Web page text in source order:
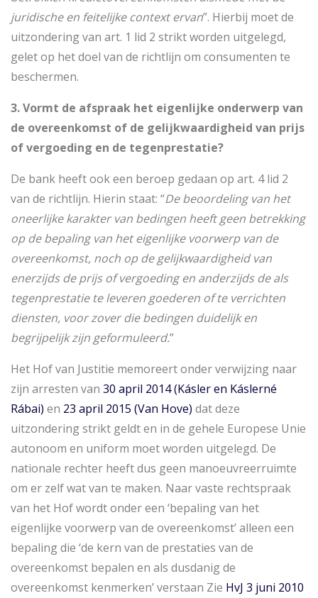
juridische en feitelijke context ervan”. Hierbij moet de
uitzondering van art. 1 lid 2 strikt worden uitgelegd,
gelet op het doel van de richtlijn om consumenten te
beschermen.
3. Vormt de afspraak het eigenlijke onderwerp van
de overeenkomst of de gelijkwaardigheid van prijs
of vergoeding en de tegenprestatie?
De bank heeft ook een beroep gedaan op art. 4 lid 2
van de richtlijn. Hierin staat: “De beoordeling van het
oneerlijke karakter van bedingen heeft geen betrekking
op de bepaling van het eigenlijke voorwerp van de
overeenkomst, noch op de gelijkwaardigheid van
enerzijds de prijs of vergoeding en anderzijds de als
tegenprestatie te leveren goederen of te verrichten
diensten, voor zover die bedingen duidelijk en
begrijpelijk zijn geformuleerd.”
Het Hof van Justitie memoreert onder verwijzing naar
zijn arresten van 30 april 2014 (Kásler en Káslerné
Rábai) en 23 april 2015 (Van Hove) dat deze
uitzondering strikt geldt en in de gehele Europese Unie
autonoom en uniform moet worden uitgelegd. De
nationale rechter heeft dus geen manoeuvreerruimte
om er zelf wat van te maken. Naar vaste rechtspraak
van het Hof wordt onder een ‘bepaling van het
eigenlijke voorwerp van de overeenkomst’ alleen een
bepaling die ‘de kern van de prestaties van de
overeenkomst bepalen en als dusdanig de
overeenkomst kenmerken’ verstaan Zie HvJ 3 juni 2010